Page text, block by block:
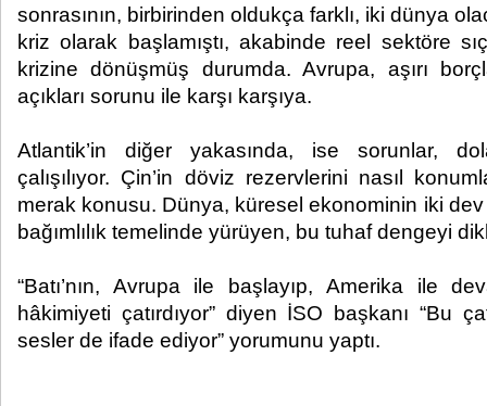
sonrasının, birbirinden oldukça farklı, iki dünya
kriz olarak başlamıştı, akabinde reel sektöre
krizine dönüşmüş durumda. Avrupa, aşırı
açıkları sorunu ile karşı karşıya.
Atlantik’in diğer yakasında, ise sorunlar,
çalışılıyor. Çin’in döviz rezervlerini nasıl
merak konusu. Dünya, küresel ekonominin iki dev
bağımlılık temelinde yürüyen, bu tuhaf dengeyi
“Batı’nın, Avrupa ile başlayıp, Amerika ile
hâkimiyeti çatırdıyor” diyen İSO başkanı “Bu
sesler de ifade ediyor” yorumunu yaptı.